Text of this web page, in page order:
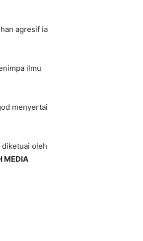
agresif ia
ilmu
menyertai
diketuai oleh
MEDIA